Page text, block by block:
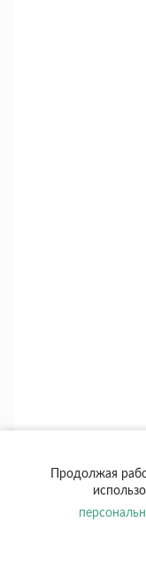
+
Продолжая